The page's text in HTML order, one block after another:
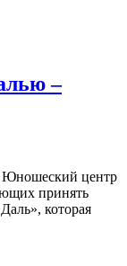
–
Юношеский центр
принять
которая